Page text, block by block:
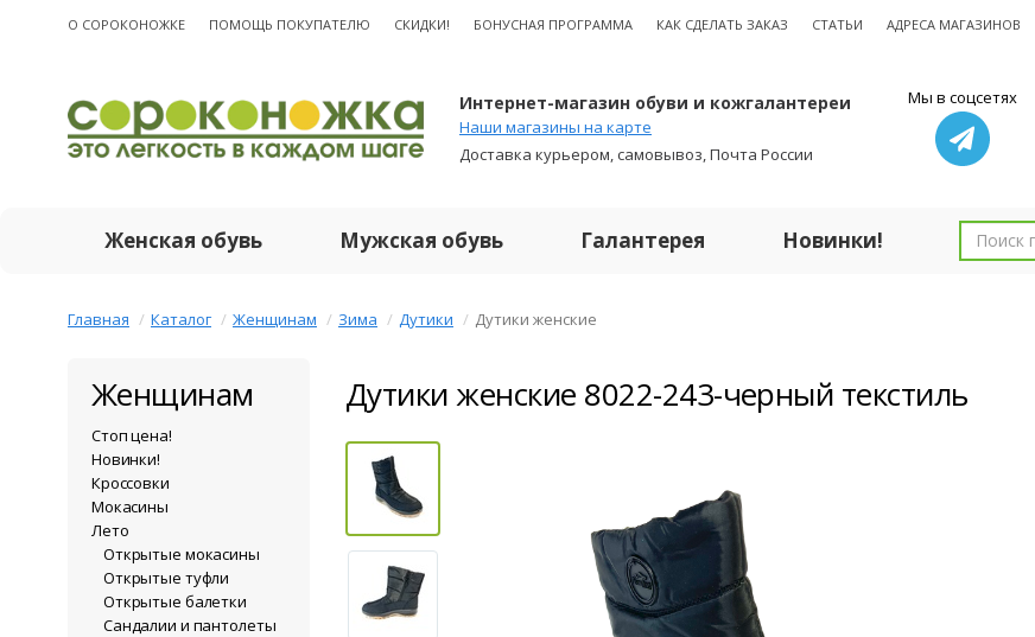
О CОРОКОНОЖКЕ ПОМОЩЬ ПОКУПАТЕЛЮ СКИДКИ! БОНУСНАЯ ПРОГРАММА КАК СДЕЛАТЬ ЗАКАЗ СТАТЬИ АДРЕСА МАГАЗИНОВ
Интернет-магазин обуви и кожгалантереи
Наши магазины на карте
Доставка курьером, самовывоз, Почта России
Мы в соцсетях
Женская обувь Мужская обувь Галантерея Новинки!
Главная Каталог Женщинам Зима Дутики Дутики женские
Женщинам
Стоп цена!
Новинки!
Кроссовки
Мокасины
Лето
Открытые мокасины
Открытые туфли
Открытые балетки
Сандалии и пантолеты
Дутики женские 8022-243-черный текстиль